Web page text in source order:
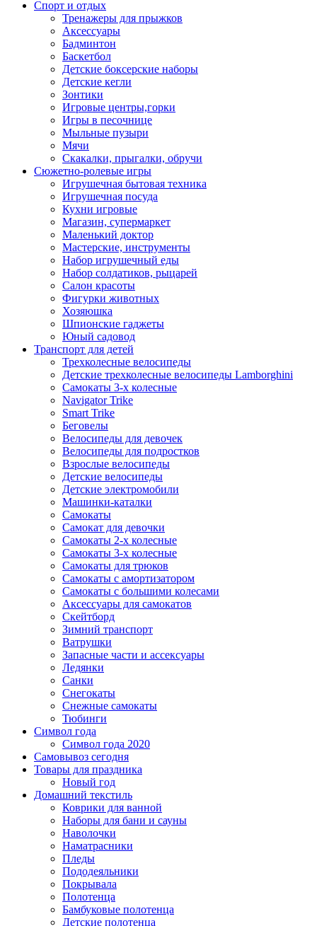
Спорт и отдых
Тренажеры для прыжков
Аксессуары
Бадминтон
Баскетбол
Детские боксерские наборы
Детские кегли
Зонтики
Игровые центры,горки
Игры в песочнице
Мыльные пузыри
Мячи
Скакалки, прыгалки, обручи
Сюжетно-ролевые игры
Игрушечная бытовая техника
Игрушечная посуда
Кухни игровые
Магазин, супермаркет
Маленький доктор
Мастерские, инструменты
Набор игрушечный еды
Набор солдатиков, рыцарей
Салон красоты
Фигурки животных
Хозяюшка
Шпионские гаджеты
Юный садовод
Транспорт для детей
Трехколесные велосипеды
Детские трехколесные велосипеды Lamborghini
Самокаты 3-х колесные
Navigator Trike
Smart Trike
Беговелы
Велосипеды для девочек
Велосипеды для подростков
Взрослые велосипеды
Детские велосипеды
Детские электромобили
Машинки-каталки
Самокаты
Самокат для девочки
Самокаты 2-х колесные
Самокаты 3-х колесные
Самокаты для трюков
Самокаты с амортизатором
Самокаты с большими колесами
Аксессуары для самокатов
Скейтборд
Зимний транспорт
Ватрушки
Запасные части и ассексуары
Ледянки
Санки
Снегокаты
Снежные самокаты
Тюбинги
Символ года
Символ года 2020
Самовывоз сегодня
Товары для праздника
Новый год
Домашний текстиль
Коврики для ванной
Наборы для бани и сауны
Наволочки
Наматрасники
Пледы
Пододеяльники
Покрывала
Полотенца
Бамбуковые полотенца
Детские полотенца